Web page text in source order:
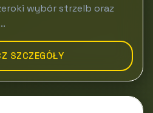
wybór strzelb oraz
SZCZEGÓŁY